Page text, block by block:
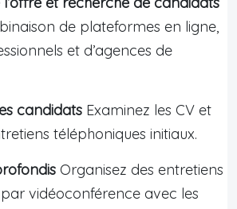
de plateformes en ligne,
et d’agences de
candidats Examinez les CV et
téléphoniques initiaux.
Organisez des entretiens
vidéoconférence avec les